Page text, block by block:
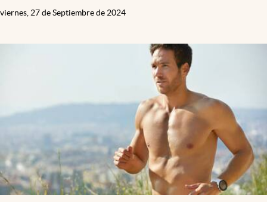
viernes, 27 de Septiembre de 2024